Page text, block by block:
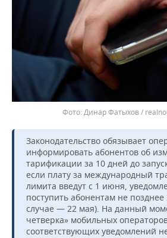
Динар Фатыхов /
Законодательство обязывает
информировать абонентов об
тарификации за 10 дней до
если плату за международный
лимита введут с 1 июня,
поступить абонентам не
случае — 22 мая). На данный
четверка» мобильных
соответствующих уведомлений